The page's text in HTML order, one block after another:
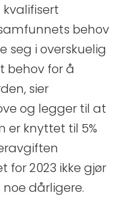
behov
seg i overskuelig
behov for å
sier
og legger til at
er knyttet til 5%
2023 ikke gjør
dårligere.